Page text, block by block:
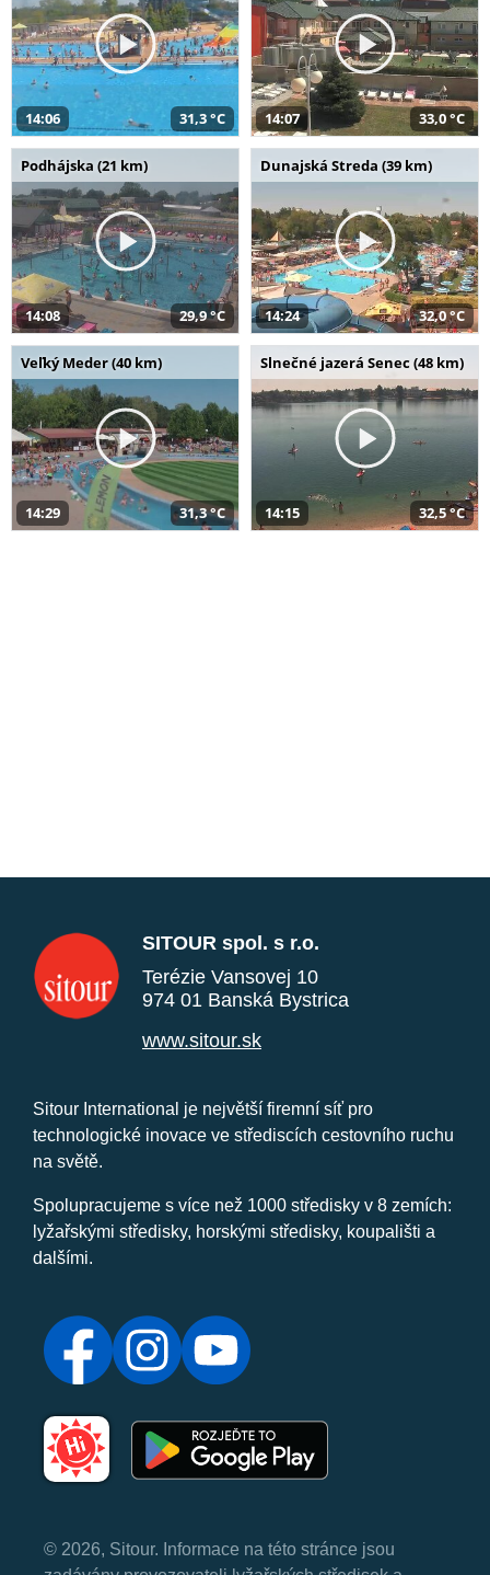
14:06 31,3 °C 14:07 33,0 °C
Podhájska (21 km)
14:08 29,9 °C
Dunajská Streda (39 km)
14:24 32,0 °C
Veľký Meder (40 km)
14:29 31,3 °C
Slnečné jazerá Senec (48 km)
14:15 32,5 °C
SITOUR spol. s r.o.
Terézie Vansovej 10
974 01 Banská Bystrica
www.sitour.sk
Sitour International je největší firemní síť pro
technologické inovace ve střediscích cestovního ruchu
na světě.
Spolupracujeme s více než 1000 středisky v 8 zemích:
lyžařskými středisky, horskými středisky, koupališti a
dalšími.
© 2026, Sitour. Informace na této stránce jsou